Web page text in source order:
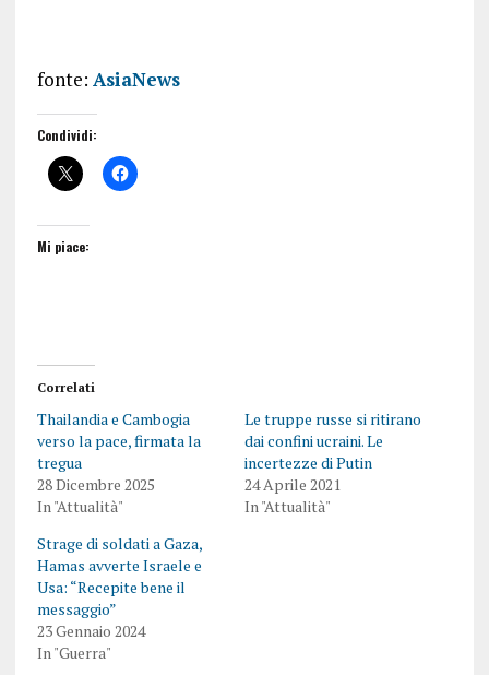
fonte: AsiaNews
Condividi:
Mi piace:
Correlati
Thailandia e Cambogia
verso la pace, firmata la
tregua
28 Dicembre 2025
In "Attualità"
Le truppe russe si ritirano
dai confini ucraini. Le
incertezze di Putin
24 Aprile 2021
In "Attualità"
Strage di soldati a Gaza,
Hamas avverte Israele e
Usa: “Recepite bene il
messaggio”
23 Gennaio 2024
In "Guerra"